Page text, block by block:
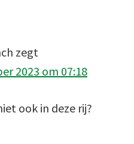
zegt
2023 om 07:18
ook in deze rij?